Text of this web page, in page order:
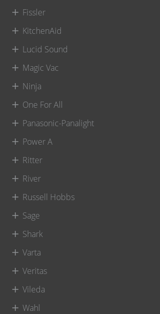
Fissler
KitchenAid
Lucid Sound
Magic Vac
Ninja
One For All
Panasonic-Panalight
Power A
Ritter
River
Russell Hobbs
Sage
Shark
Varta
Veritas
Vileda
Wahl